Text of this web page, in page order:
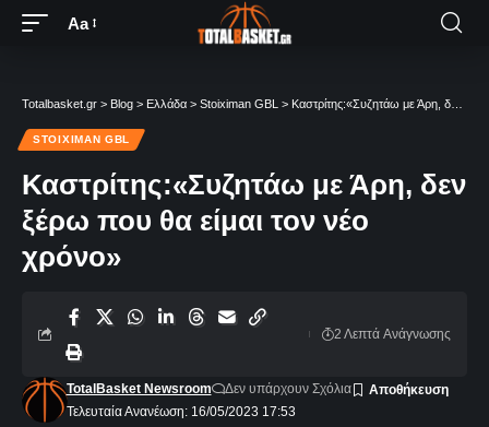
Aa
Totalbasket.gr > Blog > Ελλάδα > Stoiximan GBL > Καστρίτης:«Συζητάω με Άρη, δεν ξέρω που θα είμαι τον νέο χρόνο»
STOIXIMAN GBL
Καστρίτης:«Συζητάω με Άρη, δεν
ξέρω που θα είμαι τον νέο
χρόνο»
Τελευταία Ανανέωση: 16/05/2023 17:53
TotalBasket Newsroom Δεν υπάρχουν Σχόλια
2 Λεπτά Aνάγνωσης